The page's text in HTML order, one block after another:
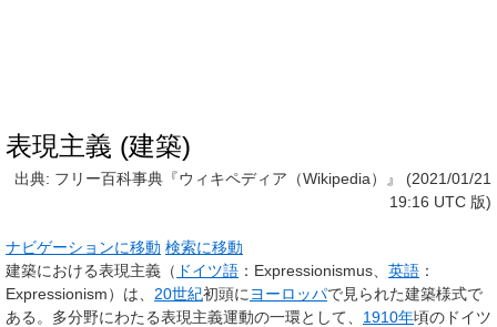
表現主義 (建築)
出典: フリー百科事典『ウィキペディア（Wikipedia）』 (2021/01/21
19:16 UTC 版)
ナビゲーションに移動 検索に移動
建築における表現主義 （ ドイツ語 ：Expressionismus、 英語 ：
Expressionism）は、 20世紀初頭に ヨーロッパで見られた建築様式で
ある。多分野にわたる表現主義運動の一環として、 1910年頃のドイツ